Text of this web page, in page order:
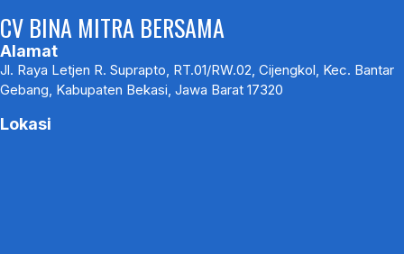
CV BINA MITRA BERSAMA
Alamat
Jl. Raya Letjen R. Suprapto, RT.01/RW.02, Cijengkol, Kec. Bantar
Gebang, Kabupaten Bekasi, Jawa Barat 17320
Lokasi